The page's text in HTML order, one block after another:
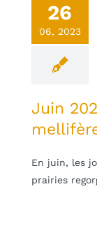
26
06, 2023
2023 – les
plantes
d’été
Juin
En juin, les
prairies